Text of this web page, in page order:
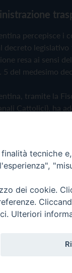
percepisce i
decreto legislativo
resa ai sensi
5 del medesimo
tramite la
Cattolici), ha
Policy Cookie
tecniche
dei cookie.
Ulteriori